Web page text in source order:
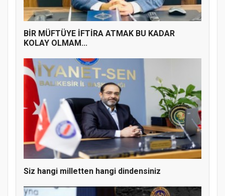
Gerçekleştirildi
BİR MÜFTÜYE İFTİRA ATMAK BU KADAR
KOLAY OLMAM...
Siz hangi milletten hangi dindensiniz